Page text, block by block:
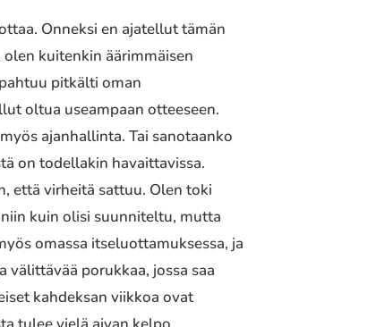
Onneksi en ajatellut tämän
kuitenkin äärimmäisen
pitkälti oman
oltua useampaan otteeseen.
ajanhallinta. Tai sanotaanko
on todellakin havaittavissa.
että virheitä sattuu. Olen toki
kuin olisi suunniteltu, mutta
omassa itseluottamuksessa, ja
porukkaa, jossa saa
kahdeksan viikkoa ovat